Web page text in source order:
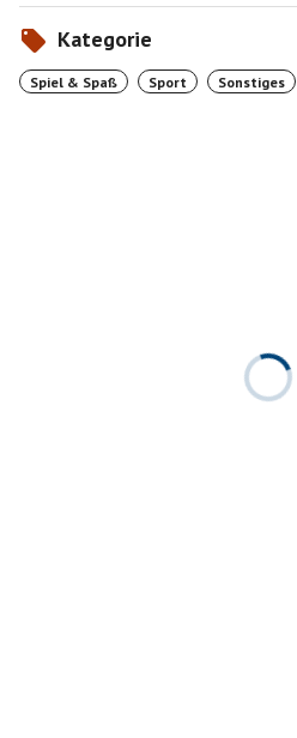
Kategorie
Spiel & Spaß Sport Sonstiges